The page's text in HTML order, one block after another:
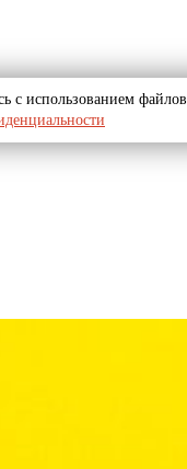
с использованием файлов